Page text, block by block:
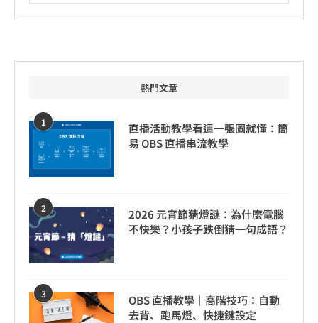
熱門文章
1
直播活動教學看這一張圖就懂：簡
易 OBS 直播串流教學
2
2026 元宵節猜燈謎：為什麼電腦
不快樂？小孩子跌倒猜一句成語？
3
OBS 直播教學｜高階技巧：自動
去背、跑馬燈、快捷鍵設定